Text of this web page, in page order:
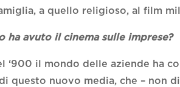
a quello religioso, al film
ha avuto il cinema sulle imprese?
‘900 il mondo delle aziende ha
questo nuovo media, che – non